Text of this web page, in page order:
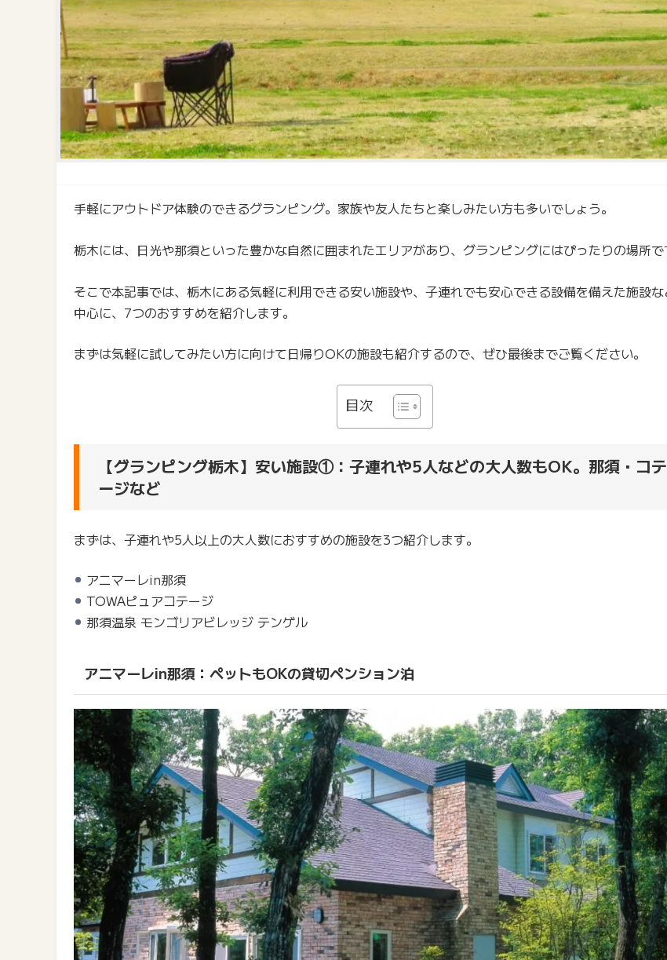
手軽にアウトドア体験のできるグランピング。家族や友人たちと楽しみたい方も多いでしょう。
栃木には、日光や那須といった豊かな自然に囲まれたエリアがあり、グランピングにはぴったりの場所で
そこで本記事では、栃木にある気軽に利用できる安い施設や、子連れでも安心できる設備を備えた施設な
中心に、7つのおすすめを紹介します。
まずは気軽に試してみたい方に向けて日帰りOKの施設も紹介するので、ぜひ最後までご覧ください。
目次
【グランピング栃木】安い施設①：子連れや5人などの大人数もOK。那須・コテ
ージなど
まずは、子連れや5人以上の大人数におすすめの施設を3つ紹介します。
アニマーレin那須
TOWAピュアコテージ
那須温泉 モンゴリアビレッジ テンゲル
アニマーレin那須：ペットもOKの貸切ペンション泊